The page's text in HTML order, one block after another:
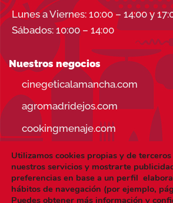
Lunes a Viernes: 10:00 – 14:00 y
Sábados: 10:00 – 14:00
Nuestros negocios
cinegeticalamancha.com
agromadridejos.com
cookingmenaje.com
Visa PayPal
Utilizamos cookies propias y de
nuestros servicios y mostrarte
preferencias en base a un perfil
hábitos de navegación (por ejemplo,
Puedes obtener más información y